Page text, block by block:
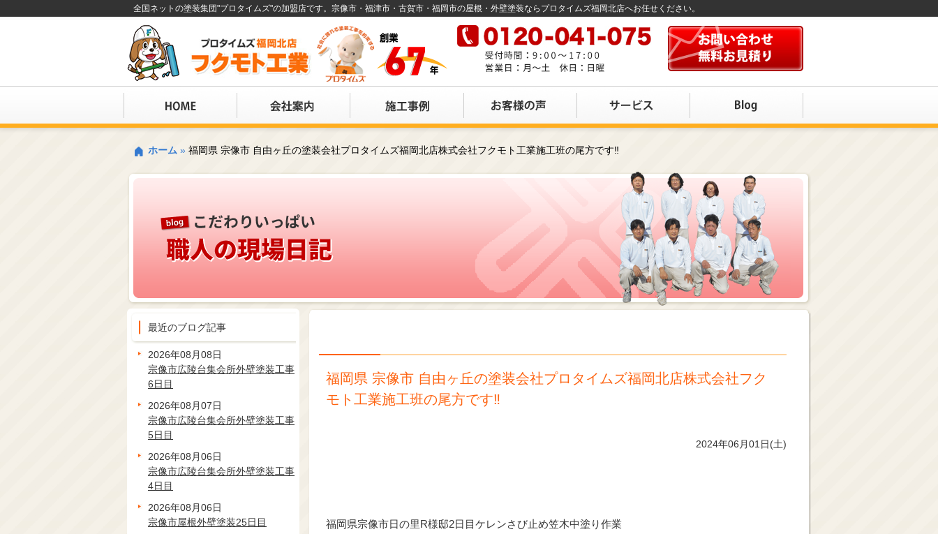
全国ネットの塗装集団"プロタイムズ"の加盟店です。宗像市・福津市・古賀市・福岡市の屋根・外壁塗装ならプロタイムズ福岡北店へお任せください。
ホーム » 福岡県 宗像市 自由ヶ丘の塗装会社プロタイムズ福岡北店株式会社フクモト工業施工班の尾方です‼️
福岡県 宗像市 自由ヶ丘の塗装会社プロタイムズ福岡北店株式会社フク
モト工業施工班の尾方です‼️
2024年06月01日(土)
福岡県宗像市日の里R様邸2日目ケレンさび止め笠木中塗り作業
最近のブログ記事
2026年08月08日
宗像市広陵台集会所外壁塗装工事
6日目
2026年08月07日
宗像市広陵台集会所外壁塗装工事
5日目
2026年08月06日
宗像市広陵台集会所外壁塗装工事
4日目
2026年08月06日
宗像市屋根外壁塗装25日目